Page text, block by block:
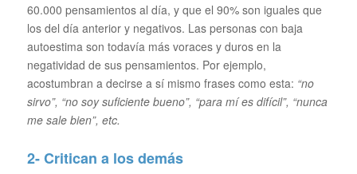
60.000 pensamientos al día, y que el 90% son iguales que
los del día anterior y negativos. Las personas con baja
autoestima son todavía más voraces y duros en la
negatividad de sus pensamientos. Por ejemplo,
acostumbran a decirse a sí mismo frases como esta: “no
sirvo”, “no soy suficiente bueno”, “para mí es difícil”, “nunca
me sale bien”, etc.
2- Critican a los demás